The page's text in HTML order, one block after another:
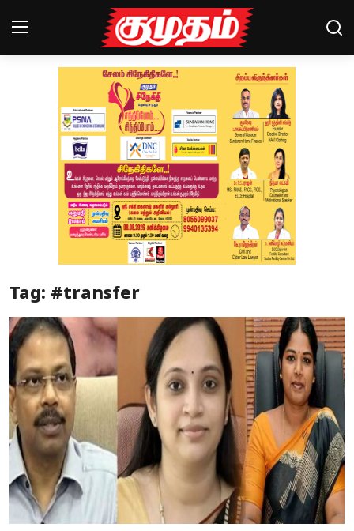
Magazines
Special Story
Business
Crime
Tamilnadu
National
World
Tag: #transfer